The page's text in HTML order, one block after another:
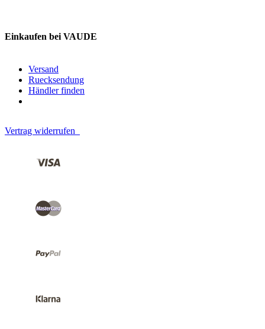
Einkaufen bei VAUDE
Versand
Ruecksendung
Händler finden
Vertrag widerrufen